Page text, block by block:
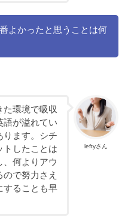
よかったと思うことは何
leftyさん
た環境で吸収
語が溢れてい
ります。シチ
トしたことは
、何よりアウ
で努力さえ
することも早